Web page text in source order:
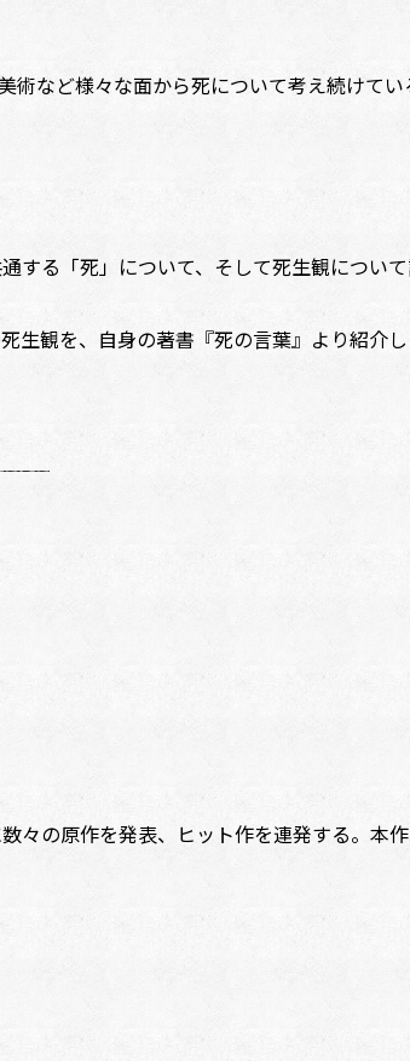
など様々な面から死について考え続けてい
する「死」について、そして死生観につい
生観を、自身の著書『死の言葉』より紹介
々の原作を発表、ヒット作を連発する。本